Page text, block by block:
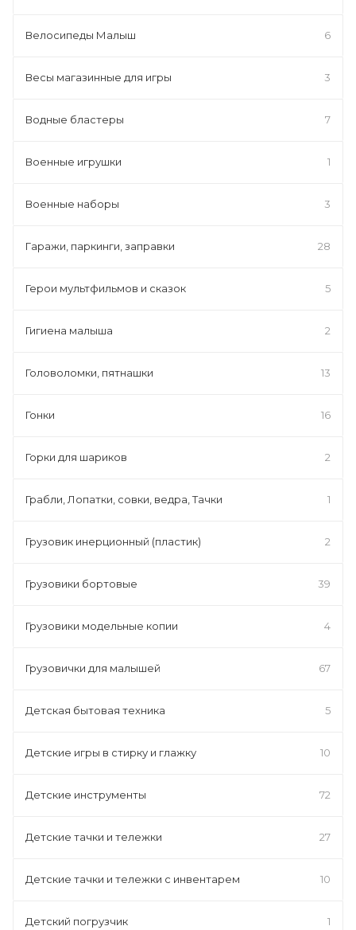
Велосипеды Малыш 6
Весы магазинные для игры 3
Водные бластеры 7
Военные игрушки 1
Военные наборы 3
Гаражи, паркинги, заправки 28
Герои мультфильмов и сказок 5
Гигиена малыша 2
Головоломки, пятнашки 13
Гонки 16
Горки для шариков 2
Грабли, Лопатки, совки, ведра, Тачки 1
Грузовик инерционный (пластик) 2
Грузовики бортовые 39
Грузовики модельные копии 4
Грузовички для малышей 67
Детская бытовая техника 5
Детские игры в стирку и глажку 10
Детские инструменты 72
Детские тачки и тележки 27
Детские тачки и тележки с инвентарем 10
Детский погрузчик 1